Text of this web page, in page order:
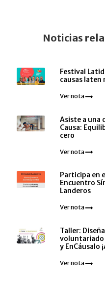
Noticias
Festival
causas laten
Ver nota
Asiste a una
Causa:
cero
Ver nota
Participa en
Encuentro
Landeros
Ver nota
Taller:
voluntariado
y EnCáusalo
Ver nota